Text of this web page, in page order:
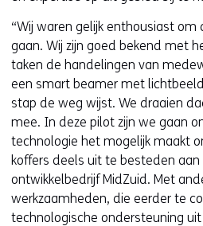
“Wij waren gelijk enthousiast
gaan. Wij zijn goed bekend met
taken de handelingen van
een smart beamer met
stap de weg wijst. We draaien
mee. In deze pilot zijn we gaan
technologie het mogelijk maakt
koffers deels uit te besteden aan
ontwikkelbedrijf MidZuid. Met
werkzaamheden, die eerder te
technologische ondersteuning